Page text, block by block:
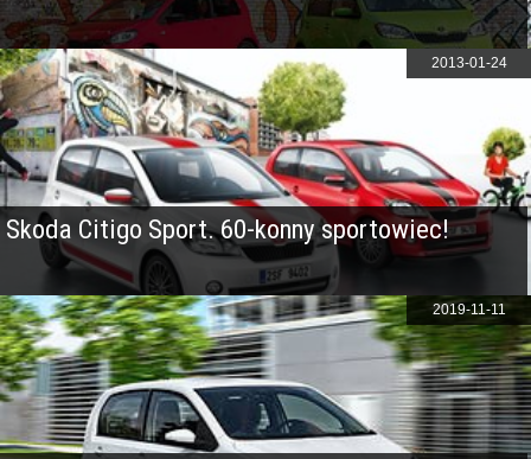
Skoda Citigo Sport. 60-konny sportowiec!
2013-01-24
2019-11-11